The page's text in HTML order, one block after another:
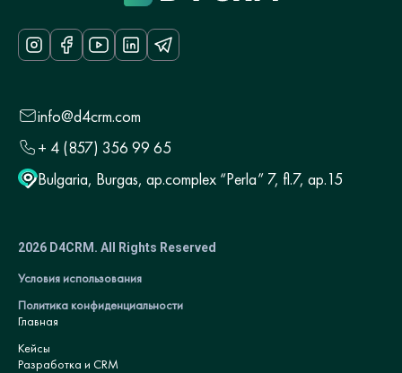
info@d4crm.com
+ 4 (857) 356 99 65
Bulgaria, Burgas, ap.complex “Perla” 7, fl.7, ap.15
2026 D4CRM. All Rights Reserved
Условия использования
Политика конфиденциальности
Главная
Кейсы
Разработка и CRM